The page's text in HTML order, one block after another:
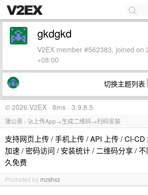
gkdgkd
V2EX member #562383, joined on
+08:00
切换主题列表
© 2026 V2EX · 8ms · 3.9.8.5
蒲公英 - 🚀上传App→生成二维码→扫码安装
支持网页上传 / 手机上传 / API 上传 / CI-CD
加速 / 密码访问 / 安装统计 / 二维码分享 /
久免费
Promoted by mzshxz